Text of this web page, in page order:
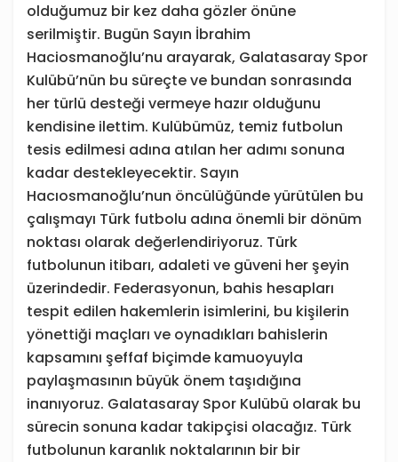
olduğumuz bir kez daha gözler önüne
serilmiştir. Bugün Sayın İbrahim
Haciosmanoğlu’nu arayarak, Galatasaray Spor
Kulübü’nün bu süreçte ve bundan sonrasında
her türlü desteği vermeye hazır olduğunu
kendisine ilettim. Kulübümüz, temiz futbolun
tesis edilmesi adına atılan her adımı sonuna
kadar destekleyecektir. Sayın
Hacıosmanoğlu’nun öncülüğünde yürütülen bu
çalışmayı Türk futbolu adına önemli bir dönüm
noktası olarak değerlendiriyoruz. Türk
futbolunun itibarı, adaleti ve güveni her şeyin
üzerindedir. Federasyonun, bahis hesapları
tespit edilen hakemlerin isimlerini, bu kişilerin
yönettiği maçları ve oynadıkları bahislerin
kapsamını şeffaf biçimde kamuoyuyla
paylaşmasının büyük önem taşıdığına
inanıyoruz. Galatasaray Spor Kulübü olarak bu
sürecin sonuna kadar takipçisi olacağız. Türk
futbolunun karanlık noktalarının bir bir